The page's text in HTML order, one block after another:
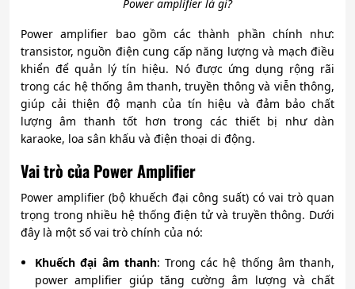
Power amplifier là gì?
Power amplifier bao gồm các thành phần chính như:
transistor, nguồn điện cung cấp năng lượng và mạch điều
khiển để quản lý tín hiệu. Nó được ứng dụng rộng rãi
trong các hệ thống âm thanh, truyền thông và viễn thông,
giúp cải thiện độ mạnh của tín hiệu và đảm bảo chất
lượng âm thanh tốt hơn trong các thiết bị như dàn
karaoke, loa sân khấu và điện thoại di động.
Vai trò của Power Amplifier
Power amplifier (bộ khuếch đại công suất) có vai trò quan
trọng trong nhiều hệ thống điện tử và truyền thông. Dưới
đây là một số vai trò chính của nó:
Khuếch đại âm thanh: Trong các hệ thống âm thanh,
power amplifier giúp tăng cường âm lượng và chất